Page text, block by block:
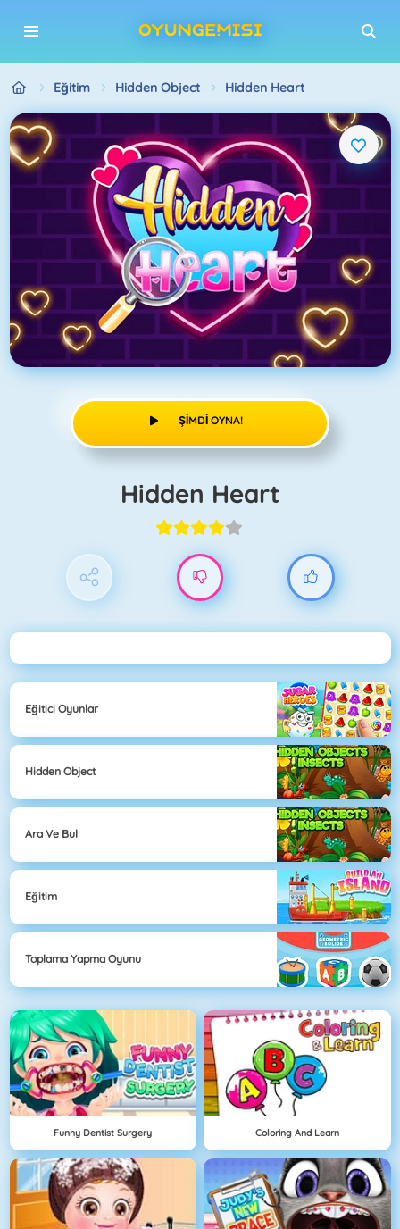
Eğitim Hidden Object Hidden Heart
ŞIMDI OYNA!
Hidden Heart
Eğitici Oyunlar
Hidden Object
Ara Ve Bul
Eğitim
Toplama Yapma Oyunu
Funny Dentist Surgery Coloring And Learn